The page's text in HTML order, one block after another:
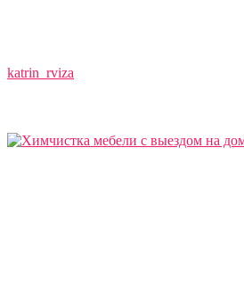
katrin_rviza